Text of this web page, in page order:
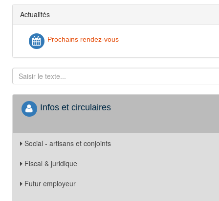
Actualités
Prochains rendez-vous
Infos et circulaires
Social - artisans et conjoints
Fiscal & juridique
Futur employeur